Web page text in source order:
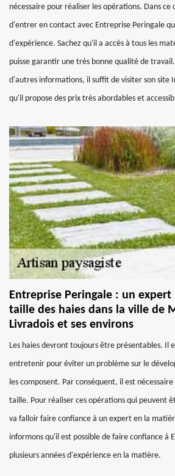
nécessaire pour réaliser les opérations. Dans ce
d'entrer en contact avec Entreprise Peringale
d'expérience. Sachez qu'il a accès à tous les
puisse garantir une très bonne qualité de travail.
d'autres informations, il suffit de visiter son site
qu'il propose des prix très abordables et
Entreprise Peringale : un
taille des haies dans la ville de
Livradois et ses environs
Les haies devront toujours être présentables. Il
entretenir pour éviter un problème sur le
les composent. Par conséquent, il est
taille. Pour réaliser ces opérations qui peuvent
va falloir faire confiance à un expert en la
informons qu'il est possible de faire confiance à
plusieurs années d'expérience en la matière.